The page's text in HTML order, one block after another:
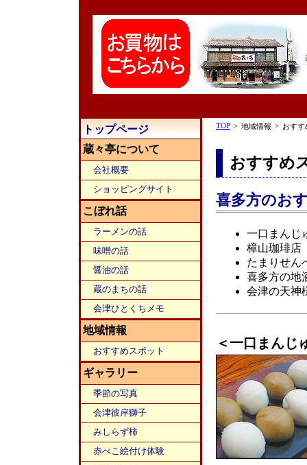
トップページ
蔵々亭について
会社概要
ショッピングサイト
こぼれ話
ラーメンの話
味噌の話
醤油の話
蔵のまちの話
会津ひとくちメモ
地域情報
おすすめスポット
ギャラリー
季節の写真
会津彼岸獅子
みしらず柿
赤べこ絵付け体験
TOP > 地域情報 > おすす
おすすめ
喜多方のお
一口まんじ
樟山珈琲店
たまりせん
喜多方の地
会津の天神
＜一口まんじ